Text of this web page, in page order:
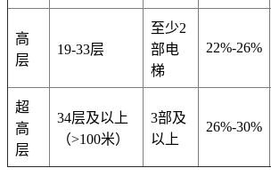
高
层
19-33层
至少2
部电
梯
22%-26%
超
高
层
34层及以上
（>100米）
3部及
以上
26%-30%